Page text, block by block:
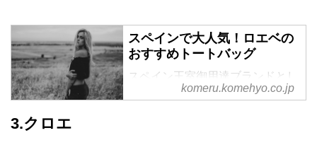
スペインで大人気！ロエベの
おすすめトートバッグ
スペイン王室御用達ブランドとし
ても有名なロエベは、シンプルか
komeru.komehyo.co.jp
3.クロエ